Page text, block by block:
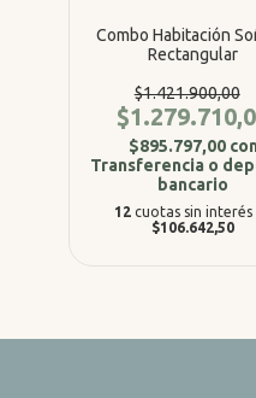
Combo Habitación
Rectangular
$1.421.900,00
$895.797,00 con
Transferencia o
bancario
12 cuotas sin interés
$106.642,50